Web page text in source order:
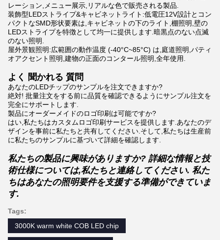
レーション,メニュー展示,リアルな色で販売される製品.
装飾型LEDストライプ&キャビネットライト:低電圧12V設計とコン
パクトなSMD形状要素は,キャビネットの下のライト,棚照明,壁の
LEDストライプを特徴として均一に提供します.暗黒点のない点滅
のない照明.
屋外景観照明:広範囲の動作温度 (-40°C~85°C) は,庭道照明,パティ
オアクセント照明,建物の正面のコンタール照明,全年使用.
よく 聞かれる 質問
あなたのLEDチップのサンプルを注文できますか?
絶対! 批量注文をする前に品質を確認できるようにサンプル注文を
完全にサポートします.
製品にオーダーメイドのロゴ印刷は可能ですか?
はい,私たちはカスタムロゴ印刷サービスを提供します.あなたのデ
ザインを事前に私たちと共有してください.そして,私たちは生産前
に私たちのサンプルに基づいて詳細を確認します.
私たちの製品に興味がありますか? 詳細な情報と技
術仕様については,私たちと連絡してください. 私た
ちはあなたの照明要件を支援する準備ができていま
す.
Tags:
3000K warm white COB LED chip